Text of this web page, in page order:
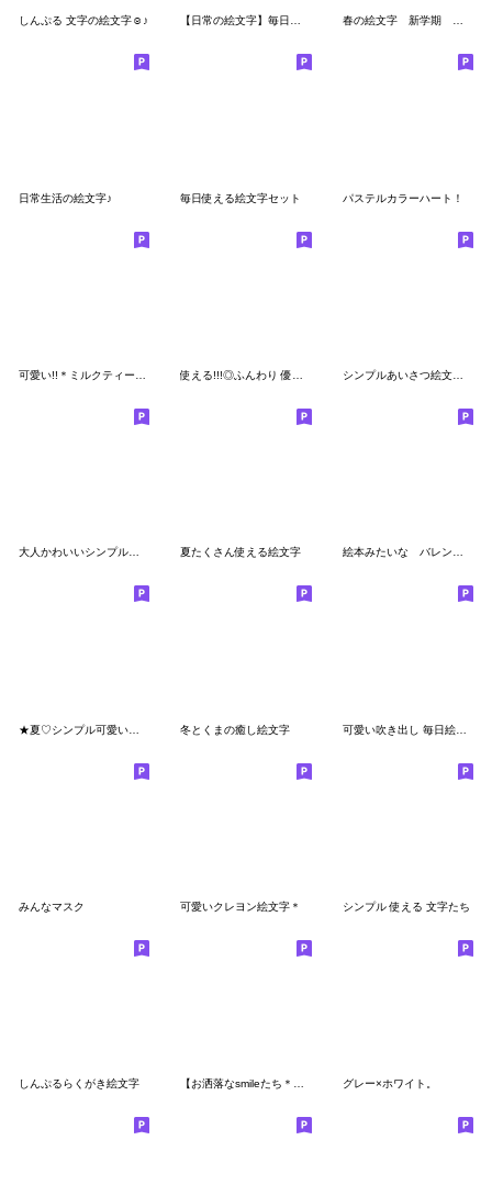
しんぷる 文字の絵文字☺︎♪ 【日常の絵文字】毎日使える♪改めて編 春の絵文字 新学期 入学
日常生活の絵文字♪ 毎日使える絵文字セット パステルカラーハート！
シンプルあいさつ絵文字(2)
大人かわいいシンプル日付絵文字 夏たくさん使える絵文字 絵本みたいな バレンタイン
冬とくまの癒し絵文字 可愛い吹き出し 毎日絵文字
みんなマスク 可愛いクレヨン絵文字＊ シンプル 使える 文字たち
しんぷるらくがき絵文字 【お洒落なsmileたち＊絵文字】 グレー×ホワイト。